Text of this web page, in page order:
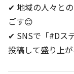
✔ 地域の人々と
ごす😊
✔ SNSで「#Dス
投稿して盛り上